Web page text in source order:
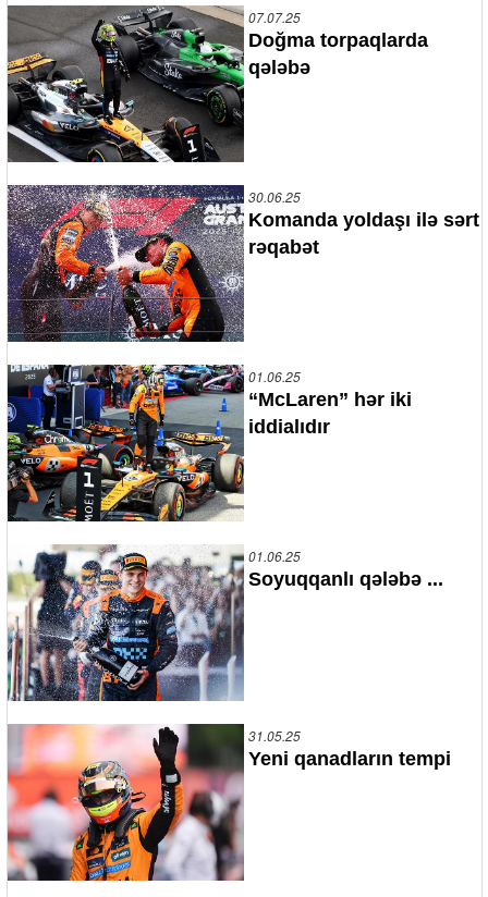
07.07.25
Doğma torpaqlarda
qələbə
30.06.25
Komanda yoldaşı ilə sərt
rəqabət
01.06.25
“McLaren” hər iki
iddialıdır
01.06.25
Soyuqqanlı qələbə ...
31.05.25
Yeni qanadların tempi